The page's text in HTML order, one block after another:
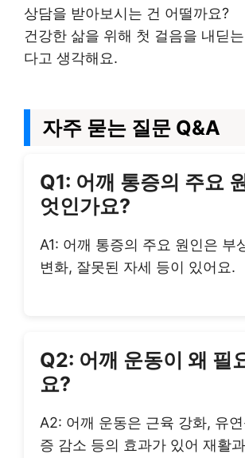
상담을 받아보시는 건 어떨까요?
건강한 삶을 위해 첫 걸음을 내딛
다고 생각해요.
자주 묻는 질문 Q&A
Q1: 어깨 통증의 주요
엇인가요?
A1: 어깨 통증의 주요 원인은 부
변화, 잘못된 자세 등이 있어요.
Q2: 어깨 운동이 왜 필
요?
A2: 어깨 운동은 근육 강화, 유
증 감소 등의 효과가 있어 재활